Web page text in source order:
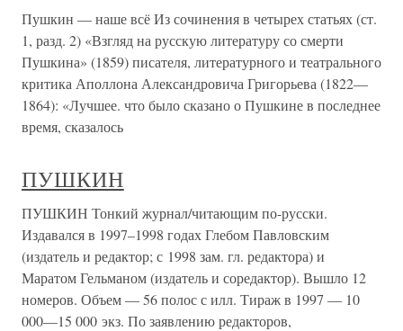
Пушкин — наше всё Из сочинения в четырех статьях (ст.
1, разд. 2) «Взгляд на русскую литературу со смерти
Пушкина» (1859) писателя, литературного и театрального
критика Аполлона Александровича Григорьева (1822—
1864): «Лучшее. что было сказано о Пушкине в последнее
время, сказалось
ПУШКИН
ПУШКИН Тонкий журнал/читающим по-русски.
Издавался в 1997–1998 годах Глебом Павловским
(издатель и редактор; с 1998 зам. гл. редактора) и
Маратом Гельманом (издатель и соредактор). Вышло 12
номеров. Объем — 56 полос с илл. Тираж в 1997 — 10
000—15 000 экз. По заявлению редакторов,